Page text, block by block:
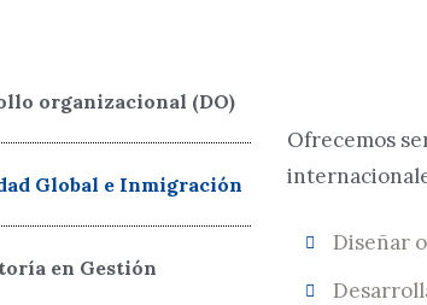
organizacional (DO)
Global e Inmigración
en Gestión
Ofrecemos
Diseñar